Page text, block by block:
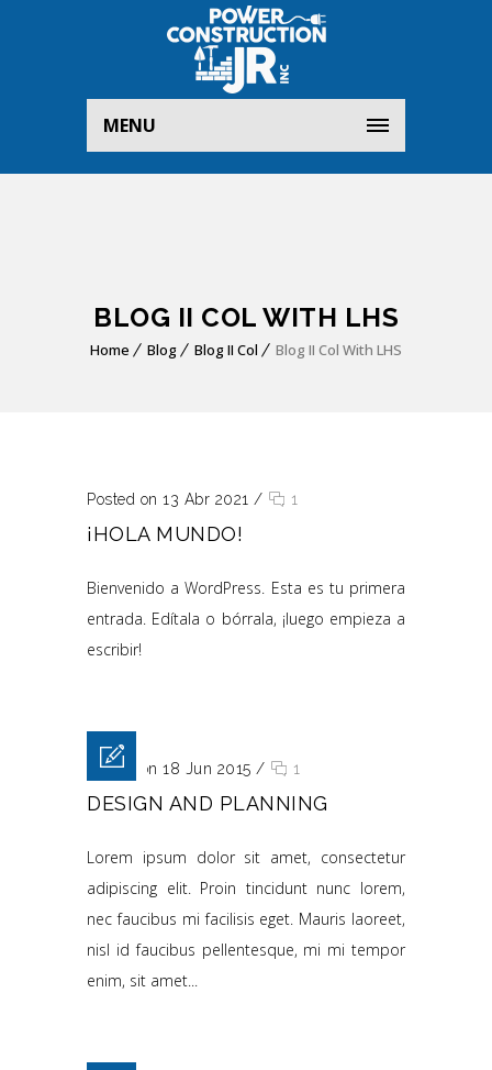
MENU
BLOG II COL WITH LHS
Home Blog Blog II Col Blog II Col With LHS
Posted on 13 Abr 2021 / 1
¡HOLA MUNDO!
Bienvenido a WordPress. Esta es tu primera
entrada. Edítala o bórrala, ¡luego empieza a
escribir!
Posted on 18 Jun 2015 / 1
DESIGN AND PLANNING
Lorem ipsum dolor sit amet, consectetur
adipiscing elit. Proin tincidunt nunc lorem,
nec faucibus mi facilisis eget. Mauris laoreet,
nisl id faucibus pellentesque, mi mi tempor
enim, sit amet...